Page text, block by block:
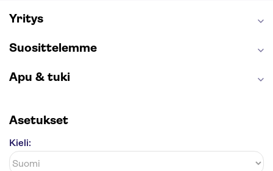
Yritys
Suosittelemme
Apu & tuki
Asetukset
Kieli: